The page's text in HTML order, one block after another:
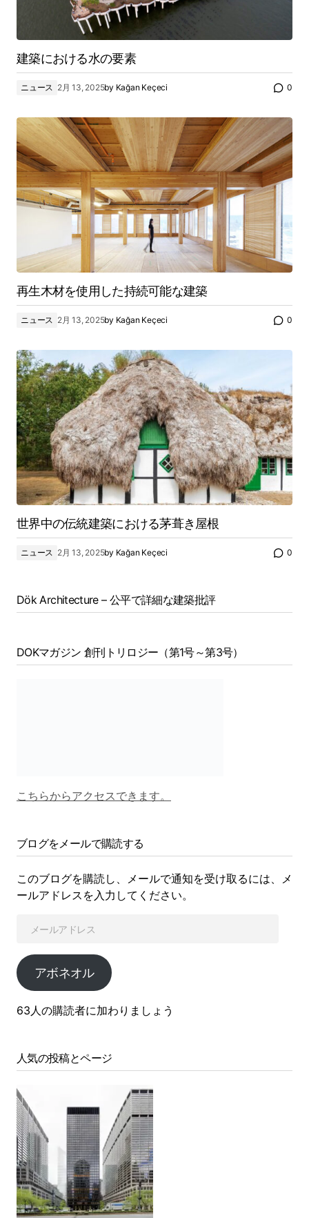
建築における水の要素
ニュース 2月 13, 2025by Kağan Keçeci 0
再生木材を使用した持続可能な建築
ニュース 2月 13, 2025by Kağan Keçeci 0
世界中の伝統建築における茅葺き屋根
ニュース 2月 13, 2025by Kağan Keçeci 0
Dök Architecture – 公平で詳細な建築批評
DOKマガジン 創刊トリロジー（第1号～第3号）
こちらからアクセスできます。
ブログをメールで購読する
このブログを購読し、メールで通知を受け取るには、メ
ールアドレスを入力してください。
アボネオル
63人の購読者に加わりましょう
人気の投稿とページ